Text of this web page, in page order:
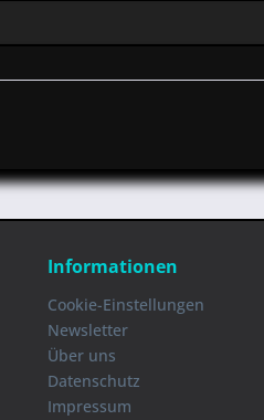
Informationen
Cookie-Einstellungen
Newsletter
Über uns
Datenschutz
Impressum